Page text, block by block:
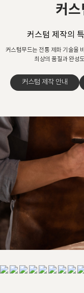
커
커스텀 제작의
커스텀무드는 전통 제화 기술을
최상의 품질과 완성
커스텀 제작 안내